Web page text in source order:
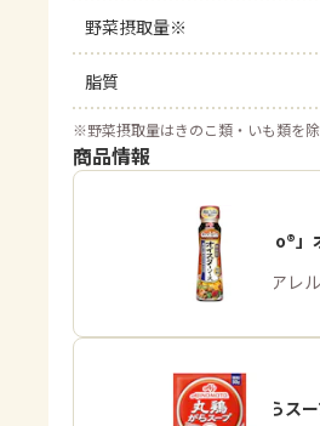
野菜摂取量※
脂質
※野菜摂取量はきのこ類・いも類を除
商品情報
「Cook Do®」
商品・アレ
「丸鶏がらスー